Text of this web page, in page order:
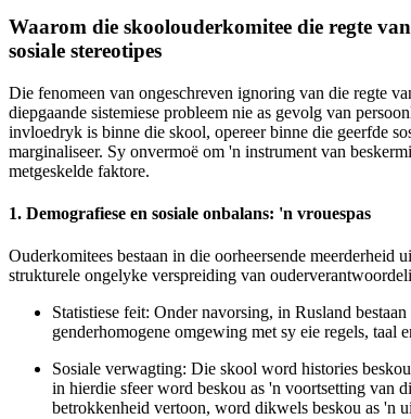
Waarom die skoolouderkomitee die regte
sosiale stereotipes
Die fenomeen van ongeschreven ignoring van die regte
diepgaande sistemiese probleem nie as gevolg van
invloedryk is binne die skool, opereer binne die geerfde
marginaliseer. Sy onvermoë om 'n instrument van
metgeskelde faktore.
1. Demografiese en sosiale onbalans: 'n vrouespas
Ouderkomitees bestaan in die oorheersende
strukturele ongelyke verspreiding van
Statistiese feit: Onder navorsing, in Rusland
genderhomogene omgewing met sy eie regels, taal
Sosiale verwagting: Die skool word histories
in hierdie sfeer word beskou as 'n voortsetting van
betrokkenheid vertoon, word dikwels beskou as 'n